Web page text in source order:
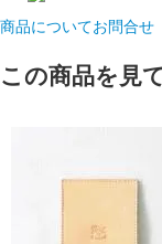
商品についてお問合せ
この商品を見